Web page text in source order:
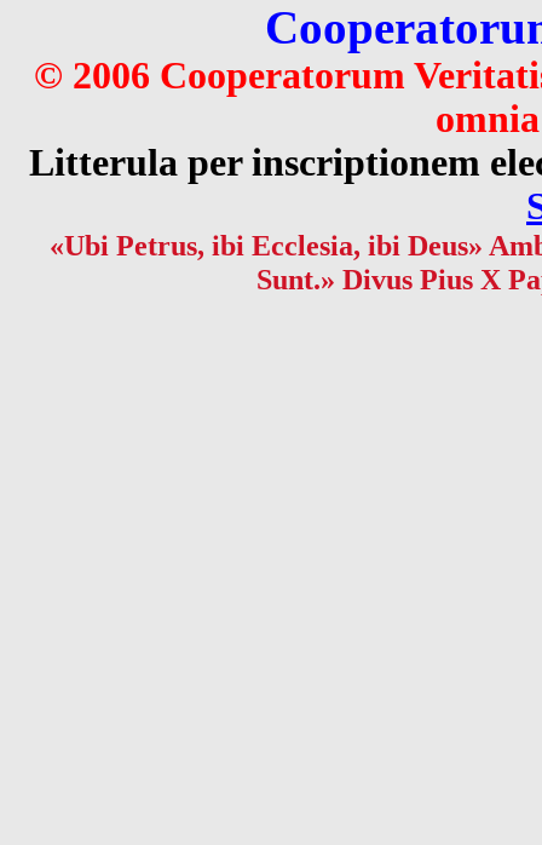
© 2006 Cooperatorum
Litterula per inscriptionem
«Ubi Petrus, ibi Ecclesia, ibi Deus»
Sunt.» Divus Pius X